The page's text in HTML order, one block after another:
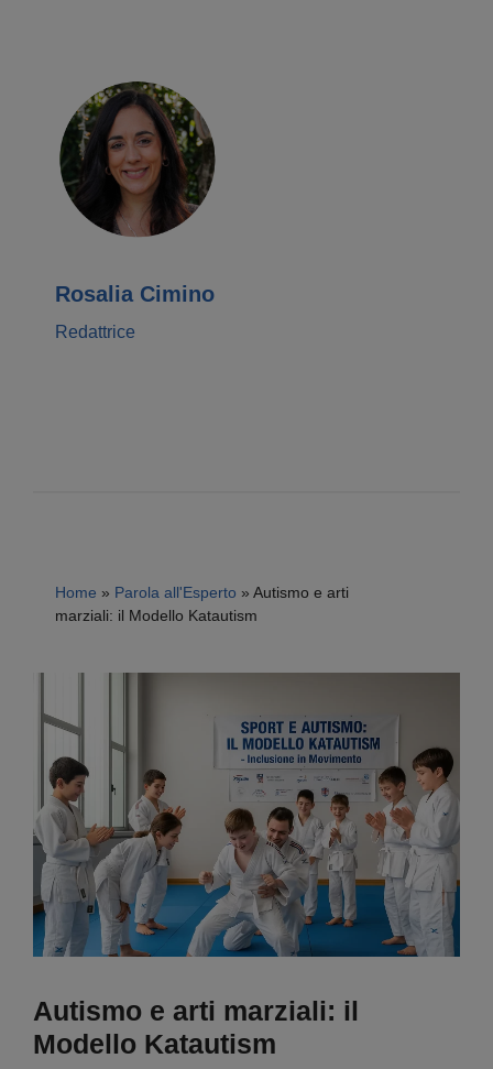
Rosalia Cimino
Redattrice
Home » Parola all'Esperto » Autismo e arti
marziali: il Modello Katautism
Autismo e arti marziali: il
Modello Katautism